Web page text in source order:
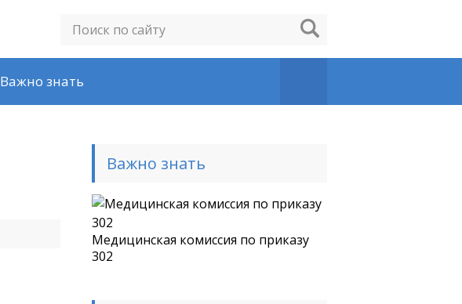
Важно знать
Важно знать
Медицинская комиссия по приказу
302